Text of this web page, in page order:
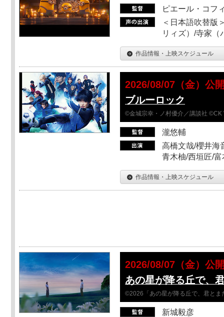
ピエール・コフ
＜日本語吹替版
リィズ）/寺家（
作品情報・上映スケジュール
2026/08/07（金）公
ブルーロック
©金城宗幸・ノ村優介／講談社 ©CK
瀧悠輔
高橋文哉/櫻井海
青木柚/西垣匠/
作品情報・上映スケジュール
2026/08/07（金）公
あの星が降る丘で、
©2026「あの星が降る丘で、君とま
新城毅彦